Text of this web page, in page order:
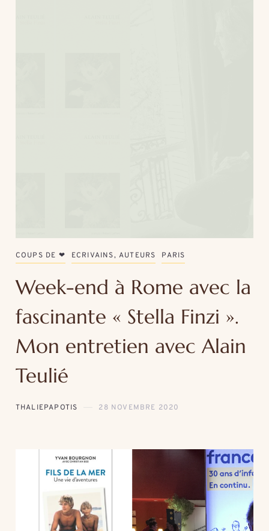
COUPS DE ❤ ECRIVAINS, AUTEURS PARIS
Week-end à Rome avec la
fascinante « Stella Finzi ».
Mon entretien avec Alain
Teulié
THALIEPAPOTIS 28 NOVEMBRE 2020